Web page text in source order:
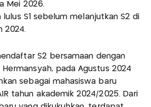
Mei 2026.
lulus S1 sebelum melanjutkan S2 di
2024.
S2 bersamaan dengan
Hermansyah, pada Agustus 2024
sebagai mahasiswa baru
tahun akademik 2024/2025. Dari